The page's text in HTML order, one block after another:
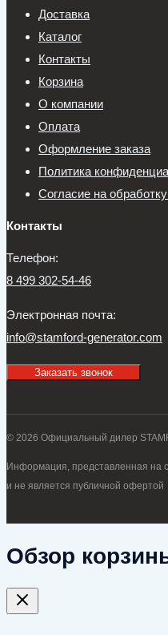
Доставка
Каталог
Контакты
Корзина
О компании
Оплата
Оформление заказа
Политика
Согласие на
Контакты
Телефон:
8 499 302-54-46
Электронная почта:
info@stamford-generator.com
Заказать звонок
© 2026 Официальный дилер
Информация, представленная на
и не является публичной офертой
Обзор